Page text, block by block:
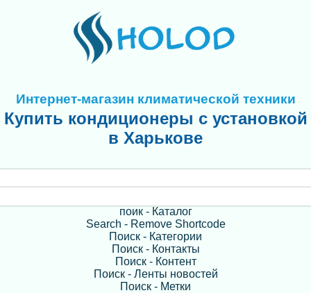
Интернет-магазин климатической техники
Купить кондиционеры с установкой
в Харькове
поик - Каталог
Search - Remove Shortcode
Поиск - Категории
Поиск - Контакты
Поиск - Контент
Поиск - Ленты новостей
Поиск - Метки